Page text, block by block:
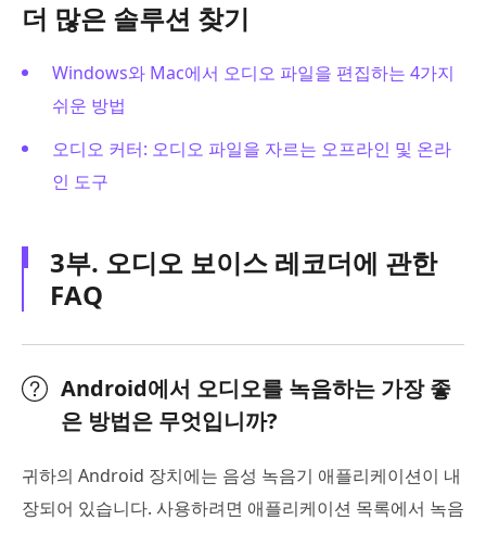
더 많은 솔루션 찾기
Windows와 Mac에서 오디오 파일을 편집하는 4가지
쉬운 방법
오디오 커터: 오디오 파일을 자르는 오프라인 및 온라
인 도구
3부. 오디오 보이스 레코더에 관한
FAQ
Android에서 오디오를 녹음하는 가장 좋
은 방법은 무엇입니까?
귀하의 Android 장치에는 음성 녹음기 애플리케이션이 내
장되어 있습니다. 사용하려면 애플리케이션 목록에서 녹음